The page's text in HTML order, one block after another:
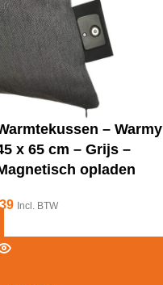
– Warmy
x 65 cm – Grijs –
opladen
Incl. BTW